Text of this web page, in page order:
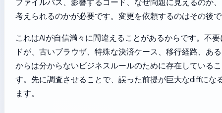
ファイルパス、影響するコード、なぜ問題に見えるのか
考えられるのかが必要です。変更を依頼するのはその後
これはAIが自信満々に間違えることがあるからです。不
ドが、古いブラウザ、特殊な決済ケース、移行経路、あ
からは分からないビジネスルールのために存在している
す。先に調査させることで、誤った前提が巨大なdiffにな
ます。